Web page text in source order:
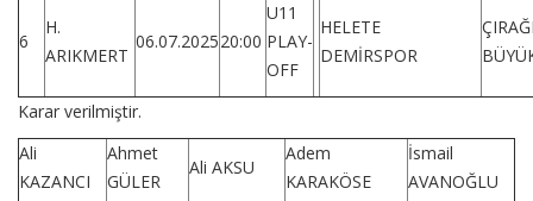
6
H.
ARIKMERT
06.07.202520:00
U11
PLAY-
OFF
HELETE
DEMİRSPOR
Karar verilmiştir.
Ali
KAZANCI
Ahmet
GÜLER
Ali AKSU
Adem
KARAKÖSE
İsmail
AVANOĞLU